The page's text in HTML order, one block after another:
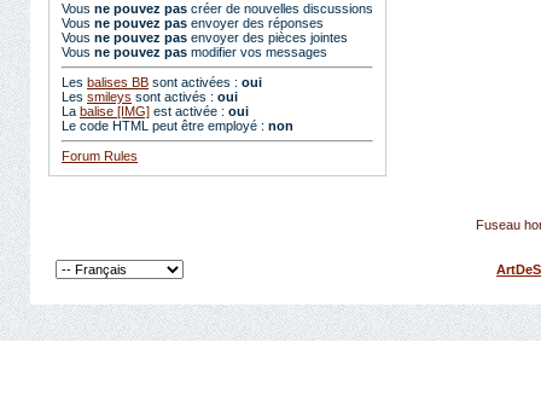
Vous ne pouvez pas créer de nouvelles discussions
Vous ne pouvez pas envoyer des réponses
Vous ne pouvez pas envoyer des pièces jointes
Vous ne pouvez pas modifier vos messages
Les balises BB sont activées : oui
Les smileys sont activés : oui
La balise [IMG] est activée : oui
Le code HTML peut être employé : non
Forum Rules
Fuseau